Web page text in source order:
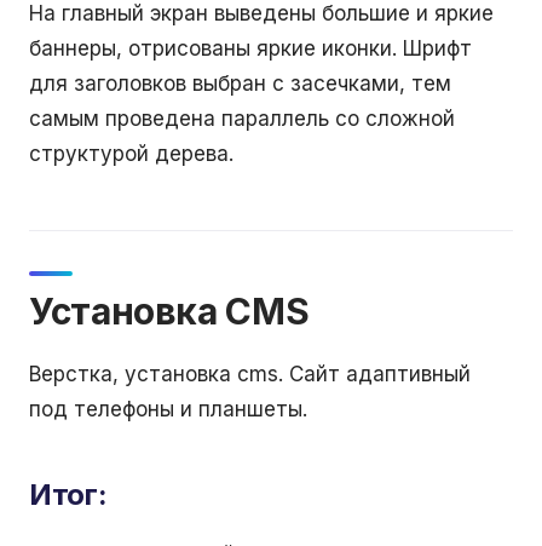
На главный экран выведены большие и яркие
баннеры, отрисованы яркие иконки. Шрифт
для заголовков выбран с засечками, тем
самым проведена параллель со сложной
структурой дерева.
Установка CMS
Верстка, установка cms. Сайт адаптивный
под телефоны и планшеты.
Итог: